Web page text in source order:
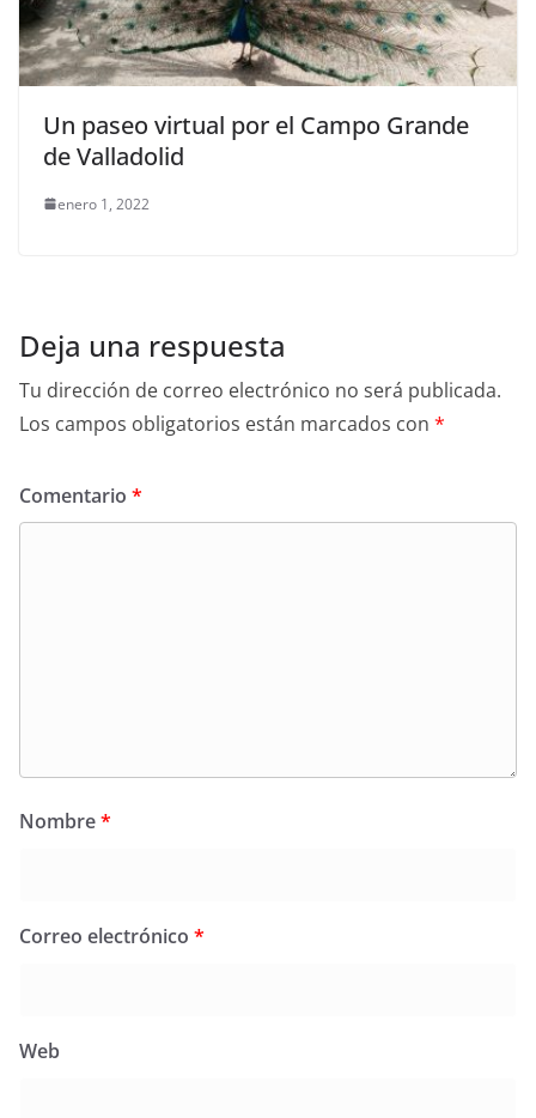
Un paseo virtual por el Campo Grande
de Valladolid
enero 1, 2022
Deja una respuesta
Tu dirección de correo electrónico no será publicada.
Los campos obligatorios están marcados con *
Comentario *
Nombre*
Correo electrónico *
Web